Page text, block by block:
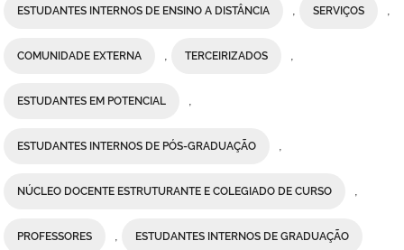
ESTUDANTES INTERNOS DE ENSINO A DISTÂNCIA SERVIÇOS
COMUNIDADE EXTERNA TERCEIRIZADOS
ESTUDANTES EM POTENCIAL
ESTUDANTES INTERNOS DE PÓS-GRADUAÇÃO
NÚCLEO DOCENTE ESTRUTURANTE E COLEGIADO DE CURSO
PROFESSORES ESTUDANTES INTERNOS DE GRADUAÇÃO